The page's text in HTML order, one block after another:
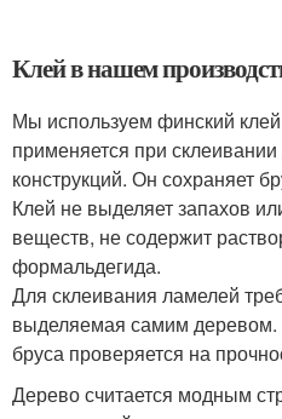
Клей в нашем
Мы используем финский
применяется при
конструкций. Он сохраняет
Клей не выделяет запахов
веществ, не содержит
формальдегида.
Для склеивания ламелей
выделяемая самим деревом.
бруса проверяется на
Дерево считается модным